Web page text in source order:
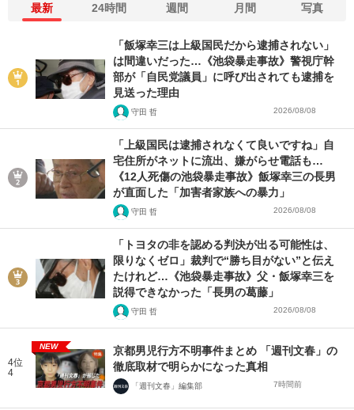
最新 24時間 週間 月間 写真
「飯塚幸三は上級国民だから逮捕されない」
は間違いだった…《池袋暴走事故》警視庁幹
部が「自民党議員」に呼び出されても逮捕を
見送った理由
守田 哲 2026/08/08
「上級国民は逮捕されなくて良いですね」自
宅住所がネットに流出、嫌がらせ電話も…
《12人死傷の池袋暴走事故》飯塚幸三の長男
が直面した「加害者家族への暴力」
守田 哲 2026/08/08
「トヨタの非を認める判決が出る可能性は、
限りなくゼロ」裁判で“勝ち目がない”と伝え
たけれど…《池袋暴走事故》父・飯塚幸三を
説得できなかった「長男の葛藤」
守田 哲 2026/08/08
4位
4
NEW
京都男児行方不明事件まとめ 「週刊文春」の
徹底取材で明らかになった真相
「週刊文春」編集部 7時間前